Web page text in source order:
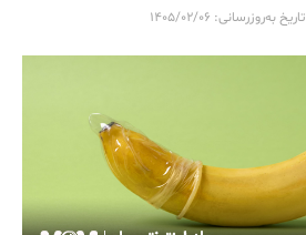
تاریخ به‌روزرسانی: ۱۴۰۵/۰۲/۰۶